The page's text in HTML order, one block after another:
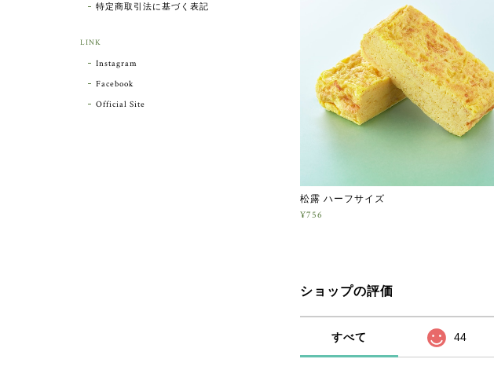
松露 ハーフサイズ
¥756
ショップの評価
すべて 44
特定商取引法に基づく表記
LINK
Instagram
Facebook
Official Site